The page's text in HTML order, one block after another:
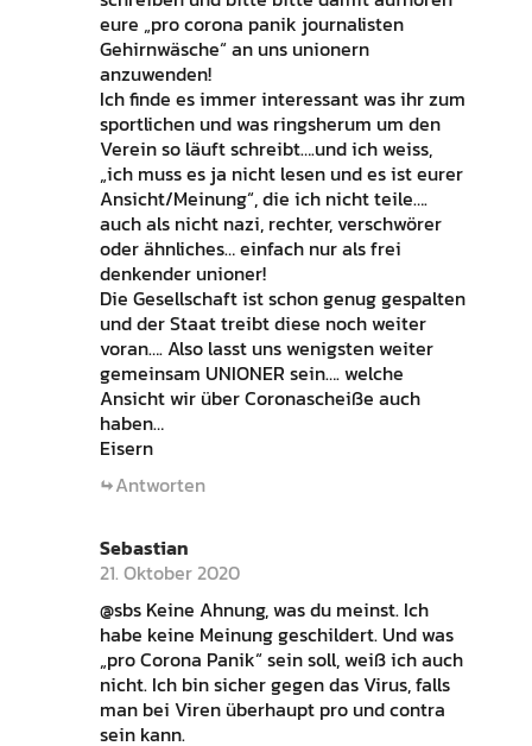
eure „pro corona panik journalisten
Gehirnwäsche“ an uns unionern
anzuwenden!
Ich finde es immer interessant was ihr zum
sportlichen und was ringsherum um den
Verein so läuft schreibt….und ich weiss,
„ich muss es ja nicht lesen und es ist eurer
Ansicht/Meinung“, die ich nicht teile….
auch als nicht nazi, rechter, verschwörer
oder ähnliches… einfach nur als frei
denkender unioner!
Die Gesellschaft ist schon genug gespalten
und der Staat treibt diese noch weiter
voran…. Also lasst uns wenigsten weiter
gemeinsam UNIONER sein…. welche
Ansicht wir über Coronascheiße auch
haben…
Eisern
Antworten
Sebastian
21. Oktober 2020
@sbs Keine Ahnung, was du meinst. Ich
habe keine Meinung geschildert. Und was
„pro Corona Panik“ sein soll, weiß ich auch
nicht. Ich bin sicher gegen das Virus, falls
man bei Viren überhaupt pro und contra
sein kann.